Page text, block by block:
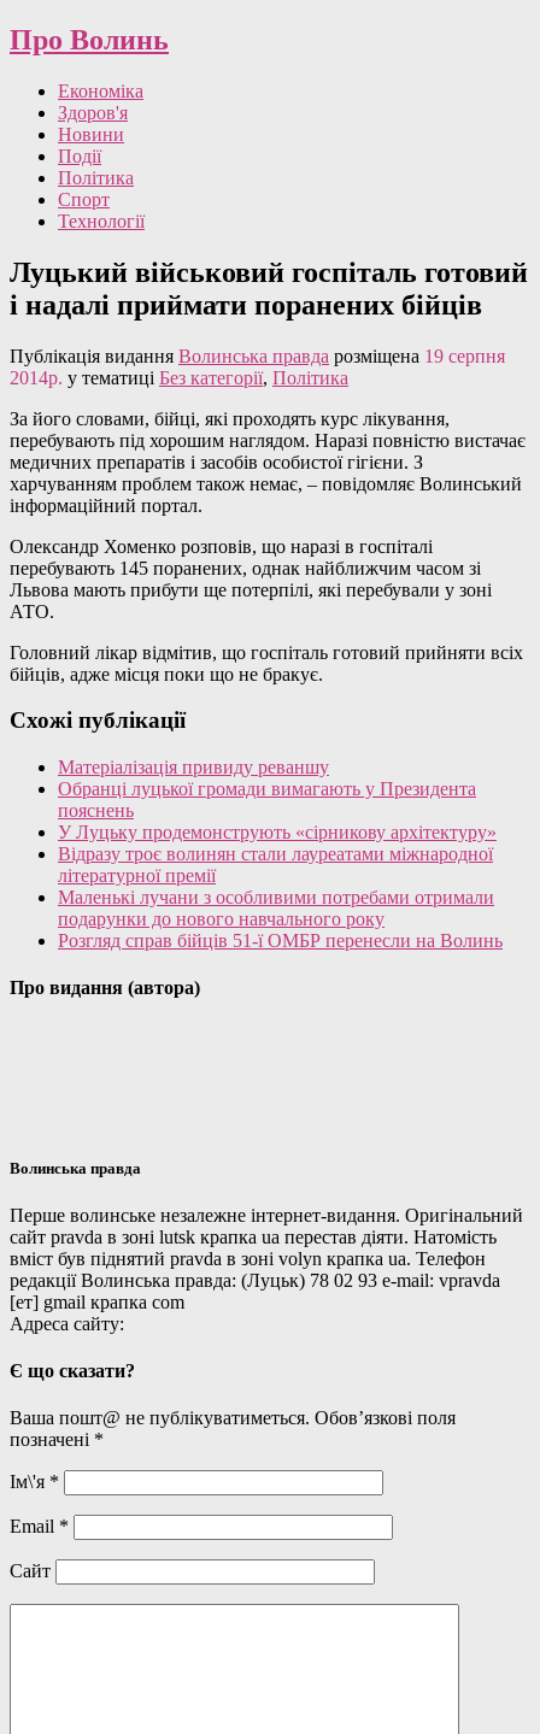
Про Волинь
Економіка
Здоров'я
Новини
Події
Політика
Спорт
Технології
Луцький військовий госпіталь готовий
і надалі приймати поранених бійців
Публікація видання Волинська правда розміщена 19 серпня
2014р. у тематиці Без категорії, Політика
За його словами, бійці, які проходять курс лікування,
перебувають під хорошим наглядом. Наразі повністю вистачає
медичних препаратів і засобів особистої гігієни. З
харчуванням проблем також немає, – повідомляє Волинський
інформаційний портал.
Олександр Хоменко розповів, що наразі в госпіталі
перебувають 145 поранених, однак найближчим часом зі
Львова мають прибути ще потерпілі, які перебували у зоні
АТО.
Головний лікар відмітив, що госпіталь готовий прийняти всіх
бійців, адже місця поки що не бракує.
Схожі публікації
Матеріалізація привиду реваншу
Обранці луцької громади вимагають у Президента
пояснень
У Луцьку продемонструють «сірникову архітектуру»
Відразу троє волинян стали лауреатами міжнародної
літературної премії
Маленькі лучани з особливими потребами отримали
подарунки до нового навчального року
Розгляд справ бійців 51-ї ОМБР перенесли на Волинь
Про видання (автора)
Волинська правда
Перше волинське незалежне інтернет-видання. Оригінальний
сайт pravda в зоні lutsk крапка ua перестав діяти. Натомість
вміст був піднятий pravda в зоні volyn крапка ua. Телефон
редакції Волинська правда: (Луцьк) 78 02 93 e-mail: vpravda
[ет] gmail крапка com
Адреса сайту:
Є що сказати?
Ваша пошт@ не публікуватиметься. Обов’язкові поля
позначені *
Ім\'я *
Email *
Сайт